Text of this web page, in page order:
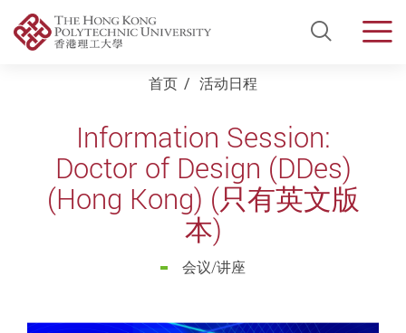
Open
首页 活动日程
Information Session:
Doctor of Design (DDes)
(Hong Kong) (只有英文版
本)
会议/讲座